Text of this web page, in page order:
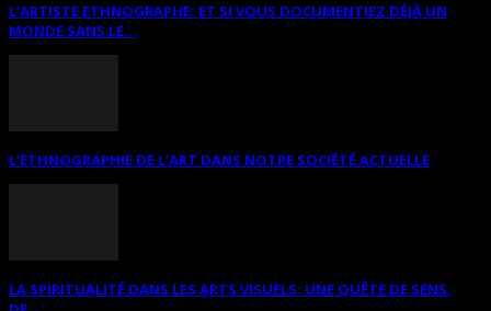
L’ARTISTE ETHNOGRAPHE: ET SI VOUS DOCUMENTIEZ DÉJÀ UN
MONDE SANS LE...
L’ETHNOGRAPHIE DE L’ART DANS NOTRE SOCIÉTÉ ACTUELLE
LA SPIRITUALITÉ DANS LES ARTS VISUELS: UNE QUÊTE DE SENS,